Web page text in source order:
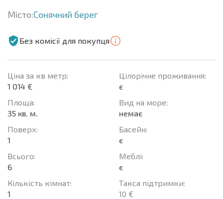
Місто:Сонячний берег
Без комісії для покупця
Ціна за кв метр:
1 014 €
Площа:
35 кв. м.
Поверх:
1
Всього:
6
Кількість кімнат:
1
Цілорічне проживання:
є
Вид на море:
немає
Баcейн:
є
Меблі:
є
Такса підтримки:
10 €